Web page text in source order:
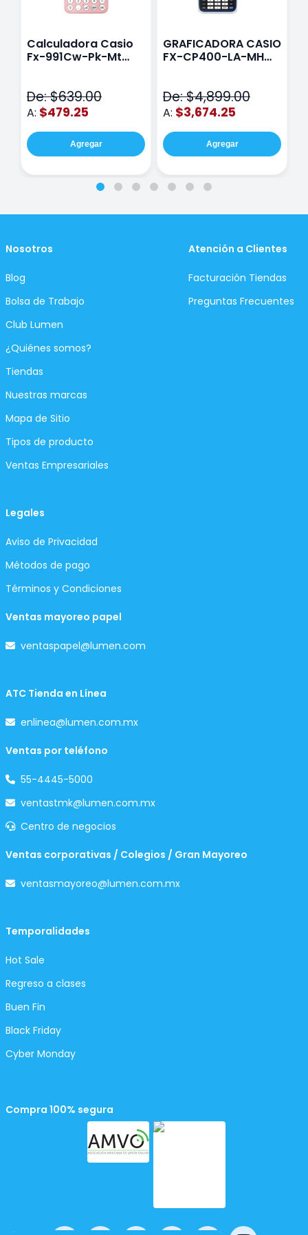
Calculadora Casio
Fx-991Cw-Pk-Mt
De: $639.00
A: $479.25
Agregar
GRAFICADORA CASIO
FX-CP400-LA-MH
De: $4,899.00
A: $3,674.25
Agregar
Nosotros
Blog
Bolsa de Trabajo
Club Lumen
¿Quiénes somos?
Tiendas
Nuestras marcas
Mapa de Sitio
Tipos de producto
Ventas Empresariales
Atención a Clientes
Facturación Tiendas
Preguntas Frecuentes
Legales
Aviso de Privacidad
Métodos de pago
Términos y Condiciones
Ventas mayoreo papel
ventaspapel@lumen.com
ATC Tienda en Línea
enlinea@lumen.com.mx
Ventas por teléfono
55-4445-5000
ventastmk@lumen.com.mx
Centro de negocios
Ventas corporativas / Colegios / Gran Mayoreo
ventasmayoreo@lumen.com.mx
Temporalidades
Hot Sale
Regreso a clases
Buen Fin
Black Friday
Cyber Monday
Compra 100% segura